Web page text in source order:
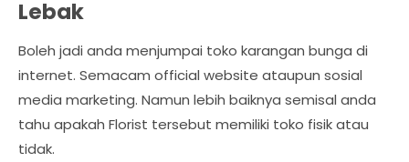
Lebak
Boleh jadi anda menjumpai toko karangan bunga di
internet. Semacam official website ataupun sosial
media marketing. Namun lebih baiknya semisal anda
tahu apakah Florist tersebut memiliki toko fisik atau
tidak.